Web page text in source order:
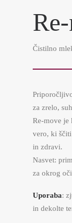
Čistilno
za zrelo,
Re-move je
vero, ki
in zdravi.
Nasvet:
za okrog
Uporaba:
in dekolte